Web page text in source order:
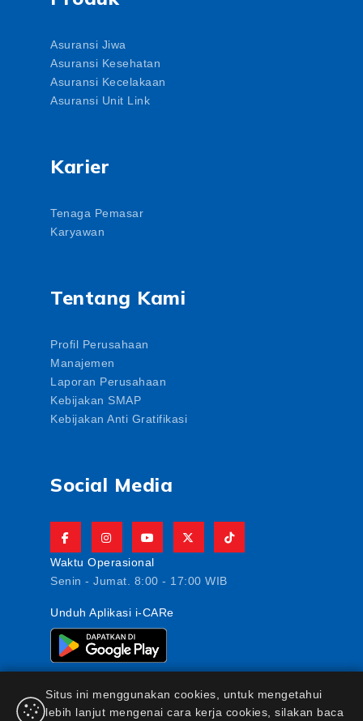
Asuransi Jiwa
Asuransi Kesehatan
Asuransi Kecelakaan
Asuransi Unit Link
Karier
Tenaga Pemasar
Karyawan
Tentang Kami
Profil Perusahaan
Manajemen
Laporan Perusahaan
Kebijakan SMAP
Kebijakan Anti Gratifikasi
Social Media
Waktu Operasional
Senin - Jumat. 8:00 - 17:00 WIB
Unduh Aplikasi i-CARe
Situs ini menggunakan cookies, untuk mengetahui
lebih lanjut mengenai cara kerja cookies, silakan baca